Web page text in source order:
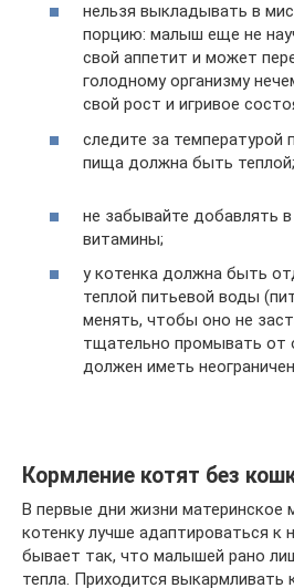
нельзя выкладывать в
порцию: малыш еще не
свой аппетит и может
голодному организму
свой рост и игривое
следите за температурой
пища должна быть теплой;
не забывайте добавлять
витамины;
у котенка должна быть
теплой питьевой воды
менять, чтобы оно не
тщательно промывать от
должен иметь
Кормление котят без
В первые дни жизни материнское
котенку лучше адаптироваться к
бывает так, что малышей рано
тепла. Приходится выкармливать